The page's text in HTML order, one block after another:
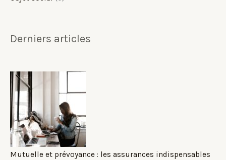
Derniers articles
Mutuelle et prévoyance : les assurances indispensables